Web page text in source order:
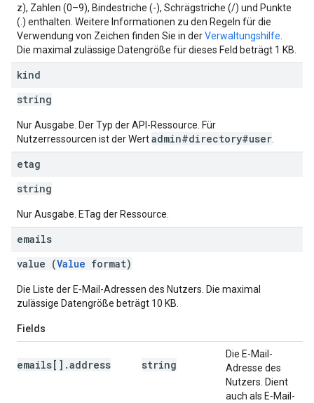
z), Zahlen (0–9), Bindestriche (-), Schrägstriche (/) und Punkte
(.) enthalten. Weitere Informationen zu den Regeln für die
Verwendung von Zeichen finden Sie in derVerwaltungshilfe
Die maximal zulässige Datengröße für dieses Feld beträgt 1 KB.
kind
string
Nur Ausgabe. Der Typ der API-Ressource. Für
Nutzerressourcen ist der Wertadmin#directory#user
etag
string
Nur Ausgabe. ETag der Ressource.
emails
value (Value format)
Die Liste der E‑Mail-Adressen des Nutzers. Die maximal
zulässige Datengröße beträgt 10 KB.
Fields
emails[].address string
Die E-Mail-
Adresse des
Nutzers. Dient
auch als E‑Mail-